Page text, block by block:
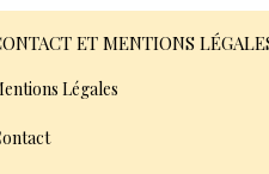
ET MENTIONS
Légales